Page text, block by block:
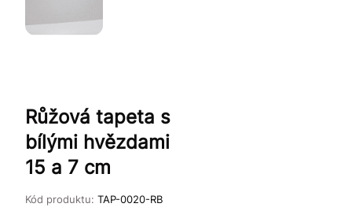
Růžová tapeta s
bílými hvězdami
15 a 7 cm
Kód produktu: TAP-0020-RB